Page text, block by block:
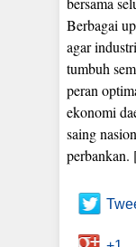
Berbagai
agar
tumbuh
peran
ekonomi
saing